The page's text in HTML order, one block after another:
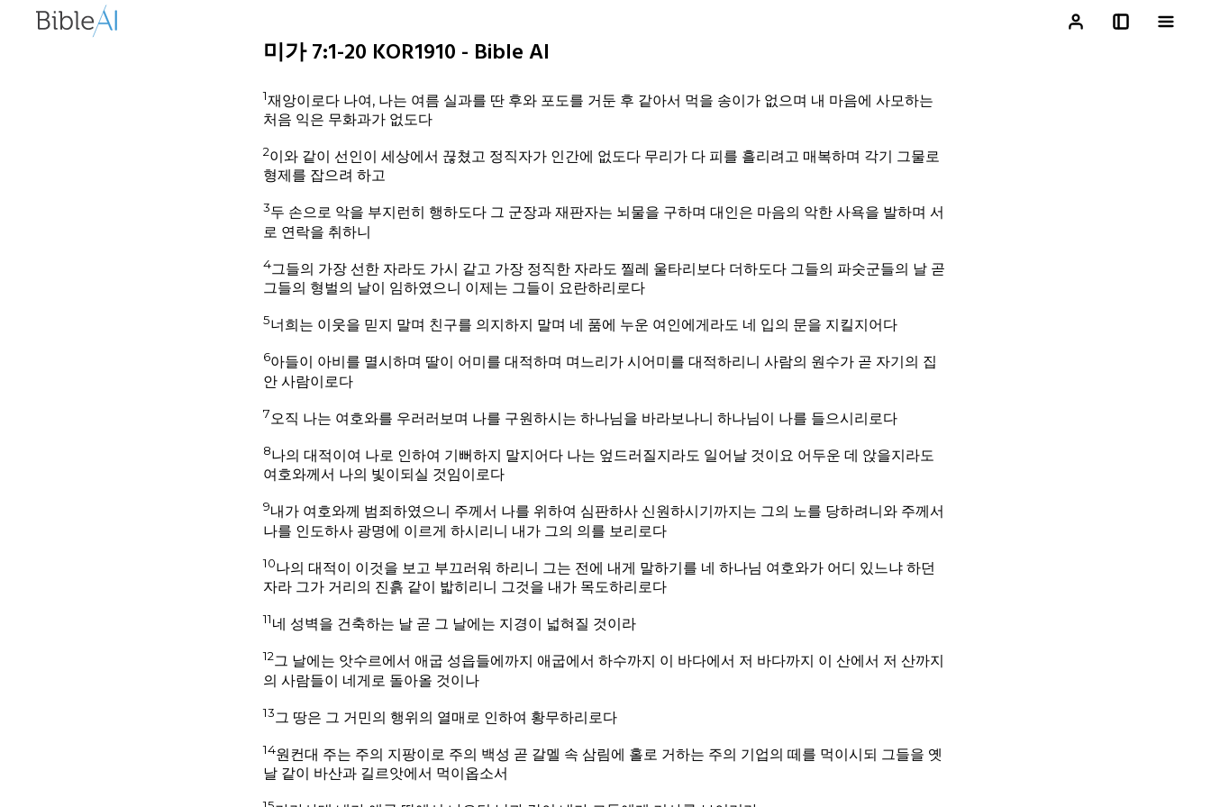
미가 7:1-20 KOR1910 - Bible AI
1재앙이로다 나여, 나는 여름 실과를 딴 후와 포도를 거둔 후 같아서 먹을 송이가 없으며 내 마음에 사모하는
처음 익은 무화과가 없도다
2이와 같이 선인이 세상에서 끊쳤고 정직자가 인간에 없도다 무리가 다 피를 흘리려고 매복하며 각기 그물로
형제를 잡으려 하고
3두 손으로 악을 부지런히 행하도다 그 군장과 재판자는 뇌물을 구하며 대인은 마음의 악한 사욕을 발하며 서
로 연락을 취하니
4그들의 가장 선한 자라도 가시 같고 가장 정직한 자라도 찔레 울타리보다 더하도다 그들의 파숫군들의 날 곧
그들의 형벌의 날이 임하였으니 이제는 그들이 요란하리로다
5너희는 이웃을 믿지 말며 친구를 의지하지 말며 네 품에 누운 여인에게라도 네 입의 문을 지킬지어다
6아들이 아비를 멸시하며 딸이 어미를 대적하며 며느리가 시어미를 대적하리니 사람의 원수가 곧 자기의 집
안 사람이로다
7오직 나는 여호와를 우러러보며 나를 구원하시는 하나님을 바라보나니 하나님이 나를 들으시리로다
8나의 대적이여 나로 인하여 기뻐하지 말지어다 나는 엎드러질지라도 일어날 것이요 어두운 데 앉을지라도
여호와께서 나의 빛이되실 것임이로다
9내가 여호와께 범죄하였으니 주께서 나를 위하여 심판하사 신원하시기까지는 그의 노를 당하려니와 주께서
나를 인도하사 광명에 이르게 하시리니 내가 그의 의를 보리로다
10나의 대적이 이것을 보고 부끄러워 하리니 그는 전에 내게 말하기를 네 하나님 여호와가 어디 있느냐 하던
자라 그가 거리의 진흙 같이 밟히리니 그것을 내가 목도하리로다
11네 성벽을 건축하는 날 곧 그 날에는 지경이 넓혀질 것이라
12그 날에는 앗수르에서 애굽 성읍들에까지 애굽에서 하수까지 이 바다에서 저 바다까지 이 산에서 저 산까지
의 사람들이 네게로 돌아올 것이나
13그 땅은 그 거민의 행위의 열매로 인하여 황무하리로다
14원컨대 주는 주의 지팡이로 주의 백성 곧 갈멜 속 삼림에 홀로 거하는 주의 기업의 떼를 먹이시되 그들을 옛
날 같이 바산과 길르앗에서 먹이옵소서